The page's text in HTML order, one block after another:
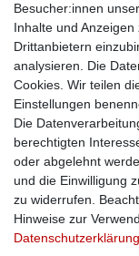
Kontakt
Impressum
Zusatzinfos
AGB
Altölentsorgung
Batterieentsorgung
Datenschutz
Lieferbedingungen
Widerrufsbelehrung
Widerrufsformular
Zahlungsarten
Bankdaten
Besucher:innen
Inhalte und
Drittanbietern
analysieren. Die
Cookies. Wir teilen
Einstellungen
Die
berechtigten
oder abgelehnt
und die Einwilligung
zu widerrufen.
Hinweise zur
Daten­schutz­erklärung